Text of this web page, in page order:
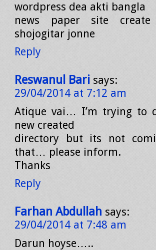
wordpress dea akti bangla
news paper site
shojogitar jonne
Reply
Reswanul Bari says:
29/04/2014 at 7:12 am
Atique vai… I’m trying to
new created
directory but its not
that… please inform.
Thanks
Reply
Farhan Abdullah says:
29/04/2014 at 7:48 am
Darun hoyse…..